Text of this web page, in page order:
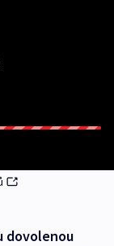
dovolenou